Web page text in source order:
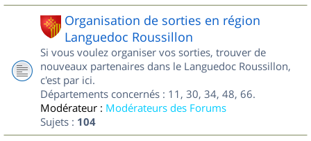
Organisation de sorties en région
Languedoc Roussillon
Si vous voulez organiser vos sorties, trouver de
nouveaux partenaires dans le Languedoc Roussillon,
c'est par ici.
Départements concernés : 11, 30, 34, 48, 66.
Modérateur : Modérateurs des Forums
Sujets : 104